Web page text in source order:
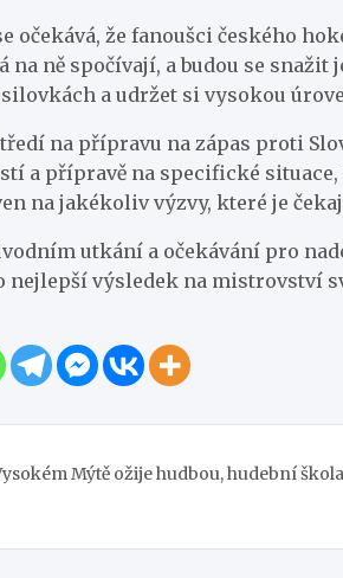
očekává, že fanoušci českého
na ně spočívají, a budou se
a udržet si vysokou
na přípravu na zápas proti
a přípravě na specifické
na jakékoliv výzvy, které je
utkání a očekávání pro
nejlepší výsledek na mistrovství
Mýtě ožije hudbou, hudební